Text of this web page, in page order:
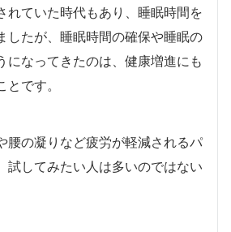
れていた時代もあり、睡眠時間を
したが、睡眠時間の確保や睡眠の
になってきたのは、健康増進にも
です。
腰の凝りなど疲労が軽減されるパ
試してみたい人は多いのではない